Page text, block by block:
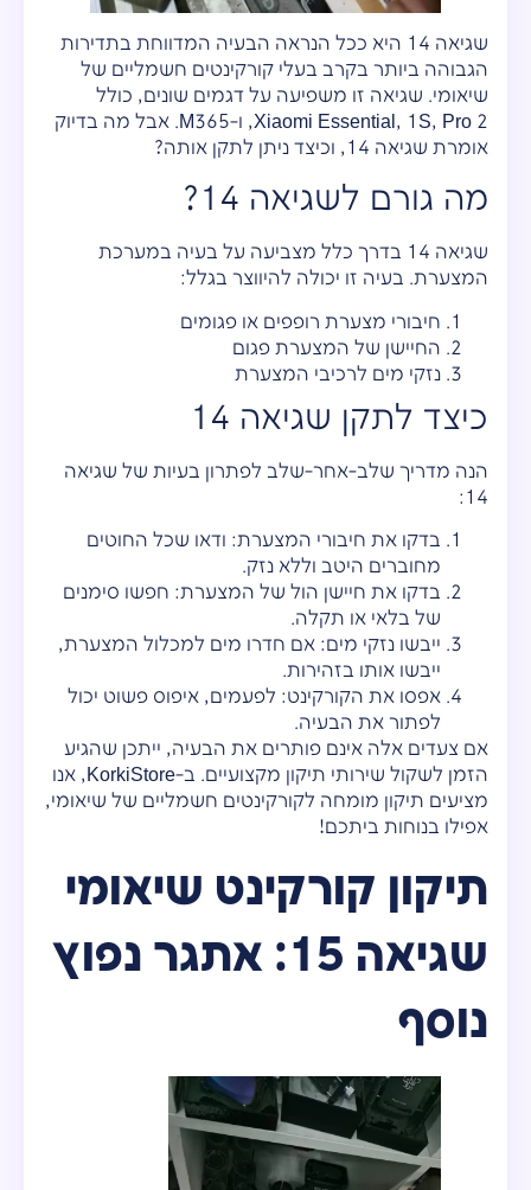
שגיאה 14 היא ככל הנראה הבעיה המדווחת בתדירות
הגבוהה ביותר בקרב בעלי קורקינטים חשמליים של
שיאומי. שגיאה זו משפיעה על דגמים שונים, כולל
Xiaomi Essential, 1S, Pro 2, ו-M365. אבל מה בדיוק
אומרת שגיאה 14, וכיצד ניתן לתקן אותה?
מה גורם לשגיאה 14?
שגיאה 14 בדרך כלל מצביעה על בעיה במערכת
המצערת. בעיה זו יכולה להיווצר בגלל:
חיבורי מצערת רופפים או פגומים
החיישן של המצערת פגום
נזקי מים לרכיבי המצערת
כיצד לתקן שגיאה 14
הנה מדריך שלב-אחר-שלב לפתרון בעיות של שגיאה
14:
בדקו את חיבורי המצערת: ודאו שכל החוטים
מחוברים היטב וללא נזק.
בדקו את חיישן הול של המצערת: חפשו סימנים
של בלאי או תקלה.
ייבשו נזקי מים: אם חדרו מים למכלול המצערת,
ייבשו אותו בזהירות.
אפסו את הקורקינט: לפעמים, איפוס פשוט יכול
לפתור את הבעיה.
אם צעדים אלה אינם פותרים את הבעיה, ייתכן שהגיע
הזמן לשקול שירותי תיקון מקצועיים. ב-KorkiStore, אנו
מציעים תיקון מומחה לקורקינטים חשמליים של שיאומי,
אפילו בנוחות ביתכם!
תיקון קורקינט שיאומי
שגיאה 15: אתגר נפוץ
נוסף